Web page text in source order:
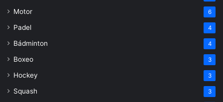
Motor 6
Padel 4
Bádminton 4
Boxeo 3
Hockey 3
Squash 3